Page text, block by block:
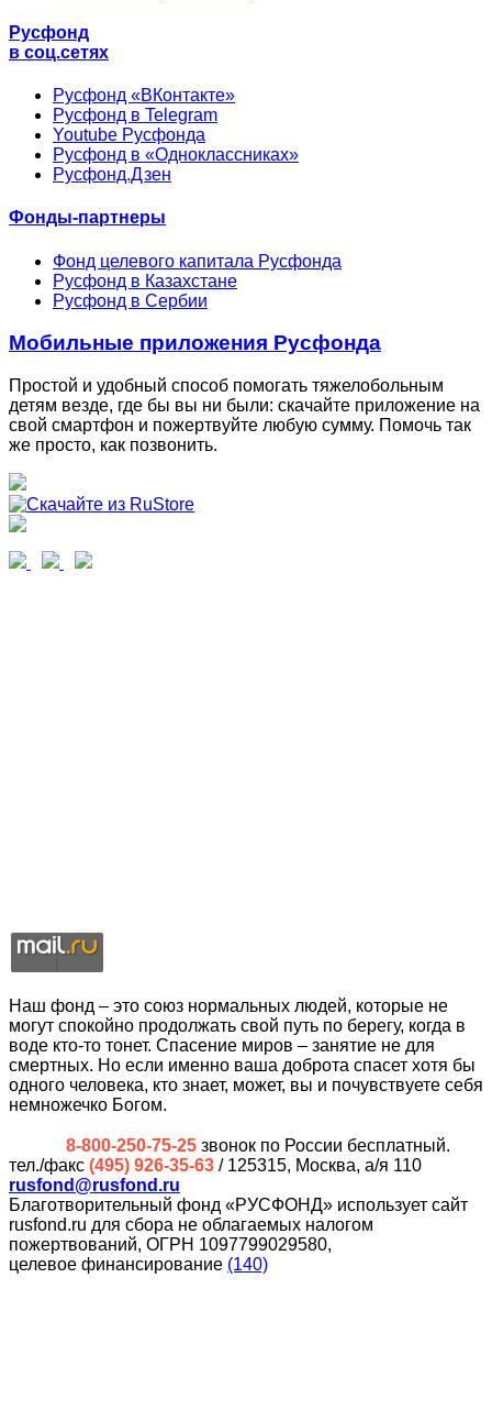
Русфонд
в соц.сетях
Русфонд «ВКонтакте»
Русфонд в Telegram
Youtube Русфонда
Русфонд в «Одноклассниках»
Русфонд.Дзен
Фонды-партнеры
Фонд целевого капитала Русфонда
Русфонд в Казахстане
Русфонд в Сербии
Мобильные приложения Русфонда
Простой и удобный способ помогать тяжелобольным
детям везде, где бы вы ни были: скачайте приложение на
свой смартфон и пожертвуйте любую сумму. Помочь так
же просто, как позвонить.
Наш фонд – это союз нормальных людей, которые не
могут спокойно продолжать свой путь по берегу, когда в
воде кто-то тонет. Спасение миров – занятие не для
смертных. Но если именно ваша доброта спасет хотя бы
одного человека, кто знает, может, вы и почувствуете себя
немножечко Богом.
8-800-250-75-25 звонок по России бесплатный.
тел./факс (495) 926-35-63 / 125315, Москва, а/я 110
rusfond@rusfond.ru
Благотворительный фонд «РУСФОНД» использует сайт
rusfond.ru для сбора не облагаемых налогом
пожертвований, ОГРН 1097799029580,
целевое финансирование (140)